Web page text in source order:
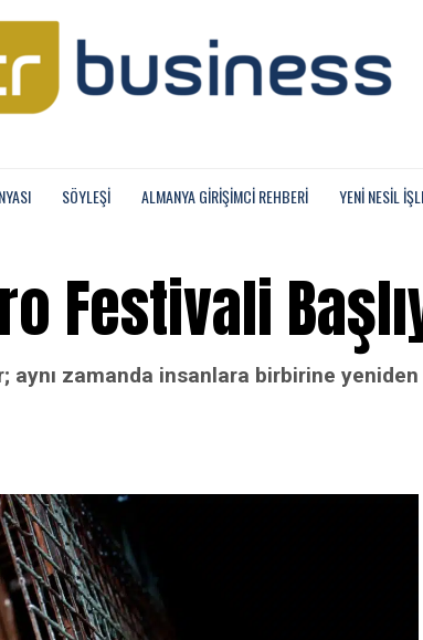
SÖYLEŞİ ALMANYA GIRIŞIMCI REHBERI YENI NESIL
Festivali
zamanda insanlara birbirine yeniden